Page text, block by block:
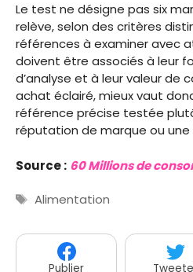
Le test ne désigne pas six
relève, selon des critères
références à examiner avec
doivent être associés à leur
d’analyse et à leur valeur de
achat éclairé, mieux vaut
référence précise testée
réputation de marque ou
Source : 60 Millions de
Étiquettes
Alimentation
Publier